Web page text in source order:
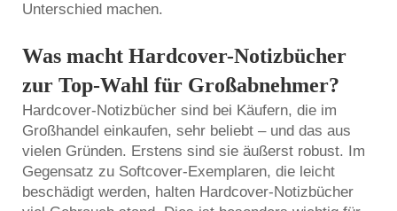
Unterschied machen.
Was macht Hardcover-Notizbücher
zur Top-Wahl für Großabnehmer?
Hardcover-Notizbücher sind bei Käufern, die im
Großhandel einkaufen, sehr beliebt – und das aus
vielen Gründen. Erstens sind sie äußerst robust. Im
Gegensatz zu Softcover-Exemplaren, die leicht
beschädigt werden, halten Hardcover-Notizbücher